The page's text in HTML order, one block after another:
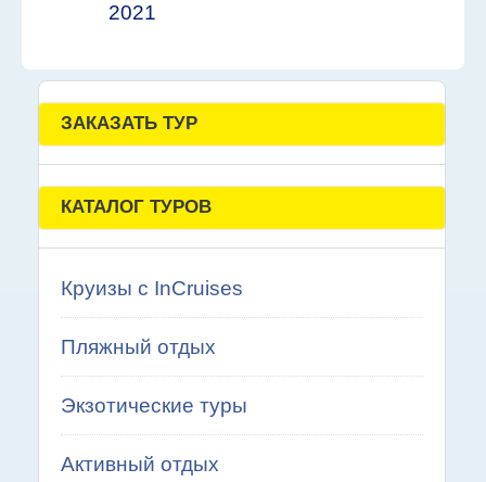
2021
ЗАКАЗАТЬ ТУР
КАТАЛОГ ТУРОВ
Круизы с InCruises
Пляжный отдых
Экзотические туры
Активный отдых